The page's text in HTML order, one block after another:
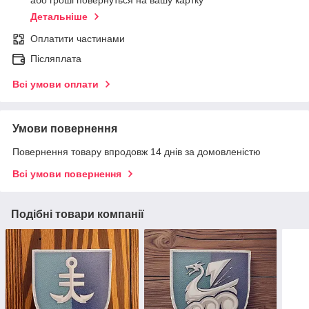
Детальніше
Оплатити частинами
Післяплата
Всі умови оплати
Умови повернення
Повернення товару впродовж 14 днів за домовленістю
Всі умови повернення
Подібні товари компанії